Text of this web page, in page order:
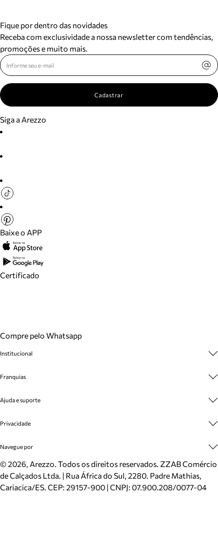
Fique por dentro das novidades
Receba com exclusividade a nossa newsletter com tendências,
promoções e muito mais.
Cadastrar
Siga a Arezzo
Baixe o APP
Certificado
Compre pelo Whatsapp
Institucional
Cashback
Venda Corporativa
Mapa do Site
Inverno
Mundo Arezzo
Franquias
Plano de Negócio
Ajuda e suporte
Cadastro
Meus Pedidos
Trocas e Devoluções
Cartão Presente
Localizador de lojas
Privacidade
Politica e Privacidade
Navegue por
Sapatos
Bolsas
Scarpins
©2026, Arezzo. Todos os direitos reservados. ZZAB Comércio
de Calçados Ltda. | Rua África do Sul, 2280. Padre Mathias,
Cariacica/ES. CEP: 29157-900 | CNPJ: 07.900.208/0077-04